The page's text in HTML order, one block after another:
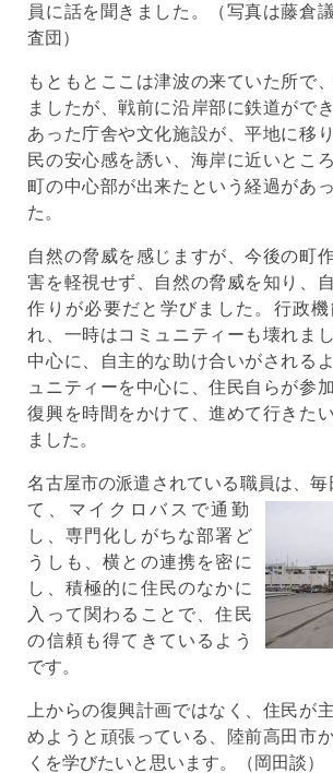
員に話を聞きました。（写真は藤倉
査団）
もともとここは津波の来ていた所で
ましたが、戦前に沿岸部に鉄道がで
あった庁舎や文化施設が、平地に移
民の安心感を誘い、海岸に近いとこ
町の中心部が出来たという経過があ
た。
自然の脅威を感じますが、今後の町
害を軽視せず、自然の脅威を知り、
作りが必要だと学びました。行政
れ、一時はコミュニティーも壊れま
中心に、自主的な助け合いがされる
ュニティーを中心に、住民自らが参
復興を時間をかけて、進めて行きた
ました。
名古屋市の派遣されている職員は、
て、マイクロバスで通 勤
し、専門化しがちな部署ど
うしも、横との連携を密に
し、積極的に住民のなかに
入って関わることで、住民
の信頼も得てきているよう
です。
上からの復興計画ではなく、住民が
めようと頑張っている、陸前高田市
くを学びたいと思います。（岡田談）